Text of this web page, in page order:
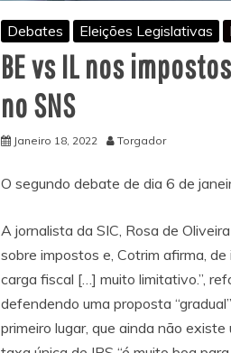
Debates Eleições Legislativas
BE vs IL nos
no SNS
Janeiro 18, 2022 Torgador
O segundo debate de dia 6 de
A jornalista da SIC, Rosa de
sobre impostos e, Cotrim afirma,
carga fiscal […] muito limitativo.”,
defendendo uma proposta
primeiro lugar, que ainda não